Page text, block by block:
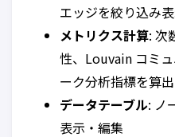
エッジを絞り込み
メトリクス計算: 次
性、Louvain コミ
ーク分析指標を算出
データテーブル: ノ
表示・編集